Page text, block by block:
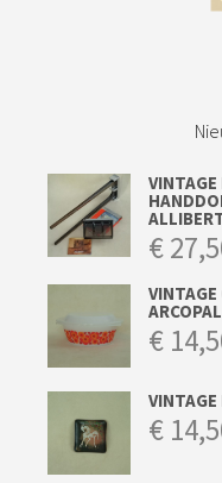
VINTAGE
€
VINTAGE
€
VINTAGE
€